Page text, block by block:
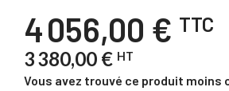
4 056,00 € TTC
3 380,00 € HT
Vous avez trouvé ce produit moins